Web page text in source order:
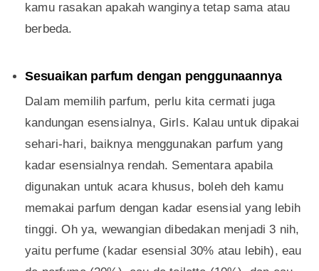
kamu rasakan apakah wanginya tetap sama atau
berbeda.
Sesuaikan parfum dengan penggunaannya
Dalam memilih parfum, perlu kita cermati juga
kandungan esensialnya, Girls. Kalau untuk dipakai
sehari-hari, baiknya menggunakan parfum yang
kadar esensialnya rendah. Sementara apabila
digunakan untuk acara khusus, boleh deh kamu
memakai parfum dengan kadar esensial yang lebih
tinggi. Oh ya, wewangian dibedakan menjadi 3 nih,
yaitu perfume (kadar esensial 30% atau lebih), eau